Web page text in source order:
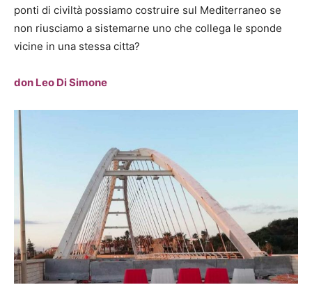
ponti di civiltà possiamo costruire sul Mediterraneo se
non riusciamo a sistemarne uno che collega le sponde
vicine in una stessa citta?
don Leo Di Simone